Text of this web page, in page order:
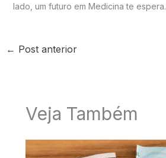
lado, um futuro em Medicina te espera.
← Post anterior
Veja Também